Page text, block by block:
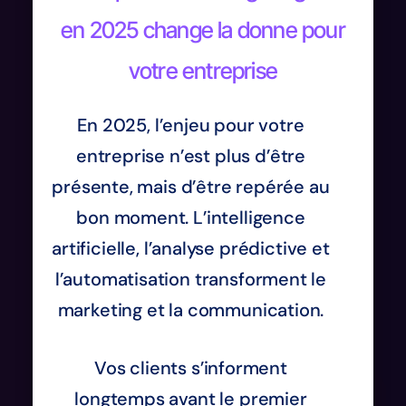
en 2025 change la donne pour
votre entreprise
En 2025, l’enjeu pour votre
entreprise n’est plus d’être
présente, mais d’être repérée au
bon moment. L’intelligence
artificielle, l’analyse prédictive et
l’automatisation transforment le
marketing et la communication.
Vos clients s’informent
longtemps avant le premier